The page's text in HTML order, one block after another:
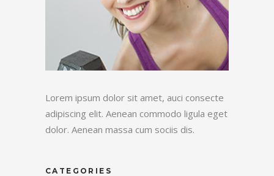
Lorem ipsum dolor sit amet, auci consecte
adipiscing elit. Aenean commodo ligula eget
dolor. Aenean massa cum sociis dis.
CATEGORIES